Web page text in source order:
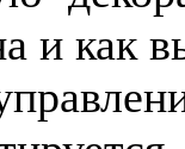
и как